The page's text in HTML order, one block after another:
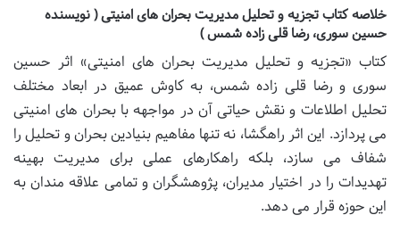
خلاصه کتاب تجزیه و تحلیل مدیریت بحران های امنیتی ( نویسنده
حسین سوری، رضا قلی زاده شمس )
کتاب «تجزیه و تحلیل مدیریت بحران های امنیتی» اثر حسین
سوری و رضا قلی زاده شمس، به کاوش عمیق در ابعاد مختلف
تحلیل اطلاعات و نقش حیاتی آن در مواجهه با بحران های امنیتی
می پردازد. این اثر راهگشا، نه تنها مفاهیم بنیادین بحران و تحلیل را
شفاف می سازد، بلکه راهکارهای عملی برای مدیریت بهینه
تهدیدات را در اختیار مدیران، پژوهشگران و تمامی علاقه مندان به
این حوزه قرار می دهد.